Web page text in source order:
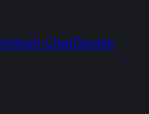
t-ChatDestek